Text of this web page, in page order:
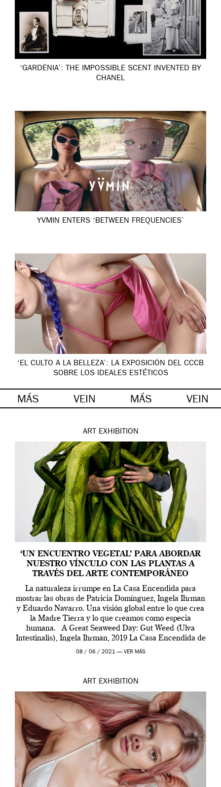
‘GARDÉNIA’: THE IMPOSSIBLE SCENT INVENTED BY
CHANEL
YVMIN ENTERS ‘BETWEEN FREQUENCIES’
‘EL CULTO A LA BELLEZA’: LA EXPOSICIÓN DEL CCCB
SOBRE LOS IDEALES ESTÉTICOS
MÁS VEIN MÁS VEIN
ART EXHIBITION
‘UN ENCUENTRO VEGETAL’ PARA ABORDAR
NUESTRO VÍNCULO CON LAS PLANTAS A
TRAVÉS DEL ARTE CONTEMPORÁNEO
La naturaleza irrumpe en La Casa Encendida para
mostrar las obras de Patricia Domínguez, Ingela Ihrman
y Eduardo Navarro. Una visión global entre lo que crea
la Madre Tierra y lo que creamos como especia
humana. A Great Seaweed Day: Gut Weed (Ulva
Intestinalis), Ingela Ihrman, 2019 La Casa Encendida de
Madrid y la Wellcome […]
08 / 06 / 2021 — VER MÁS
ART EXHIBITION